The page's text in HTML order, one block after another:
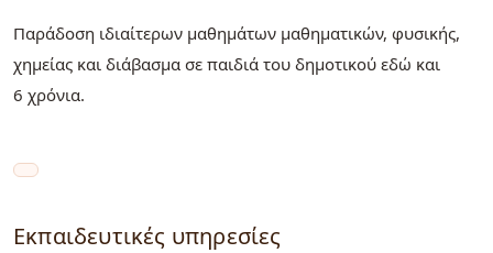
Παράδοση ιδιαίτερων μαθημάτων μαθηματικών, φυσικής,
χημείας και διάβασμα σε παιδιά του δημοτικού εδώ και
6 χρόνια.
Εκπαιδευτικές υπηρεσίες